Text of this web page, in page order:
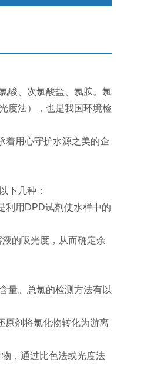
酸、次氯酸盐、氯胺。氯
度法），也是我国环境检
用心守护水源之美的企
下几种：
用DPD试剂使水样中的
的吸光度，从而确定余
量。总氯的检测方法有以
剂将氯化物转化为游离
，通过比色法或光度法